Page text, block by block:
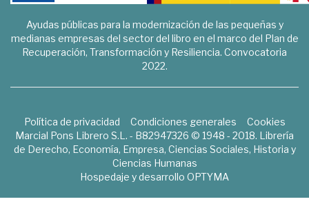
Ayudas públicas para la modernización de las pequeñas y
medianas empresas del sector del libro en el marco del Plan de
Recuperación, Transformación y Resiliencia. Convocatoria
2022.
Política de privacidad Condiciones generales
Cookies
Marcial Pons Librero S.L. - B82947326 © 1948 - 2018. Librería
de Derecho, Economía, Empresa, Ciencias Sociales, Historia y
Ciencias Humanas
Hospedaje y desarrollo OPTYMA